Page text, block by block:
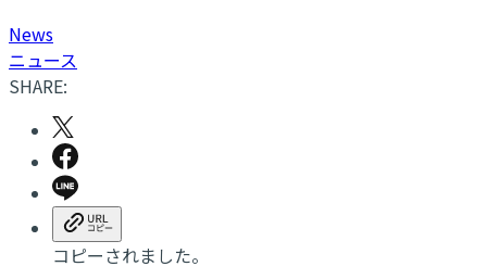
News
ニュース
SHARE:
コピーされました。